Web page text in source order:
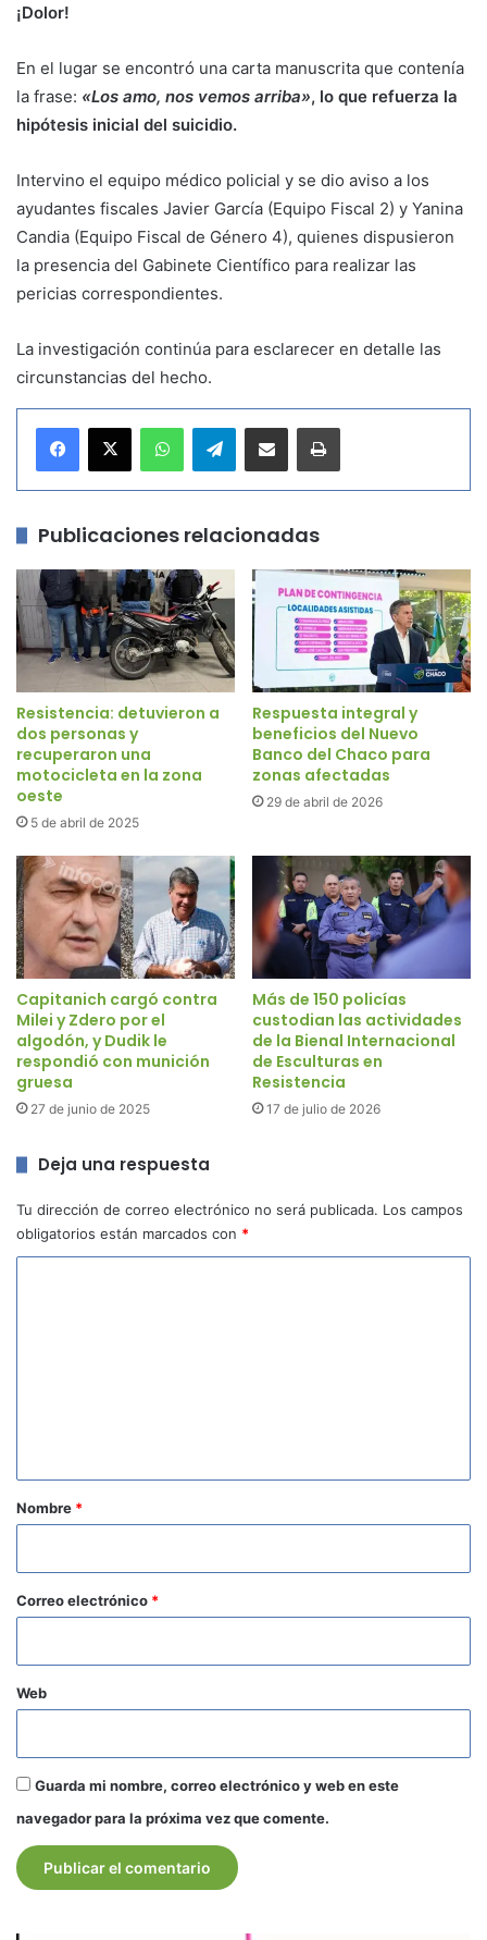
¡Dolor!
En el lugar se encontró una carta manuscrita que contenía
la frase: «Los amo, nos vemos arriba», lo que refuerza la
hipótesis inicial del suicidio.
Intervino el equipo médico policial y se dio aviso a los
ayudantes fiscales Javier García (Equipo Fiscal 2) y Yanina
Candia (Equipo Fiscal de Género 4), quienes dispusieron
la presencia del Gabinete Científico para realizar las
pericias correspondientes.
La investigación continúa para esclarecer en detalle las
circunstancias del hecho.
Telegram
Publicaciones relacionadas
Resistencia: detuvieron a
dos personas y
recuperaron una
motocicleta en la zona
oeste
5 de abril de 2025
Respuesta integral y
beneficios del Nuevo
Banco del Chaco para
zonas afectadas
29 de abril de 2026
Capitanich cargó contra
Milei y Zdero por el
algodón, y Dudik le
respondió con munición
gruesa
27 de junio de 2025
Más de 150 policías
custodian las actividades
de la Bienal Internacional
de Esculturas en
Resistencia
17 de julio de 2026
Deja una respuesta
Tu dirección de correo electrónico no será publicada. Los campos
obligatorios están marcados con *
r
o
*
Nombre *
Correo electrónico *
Web
Guarda mi nombre, correo electrónico y web en este
navegador para la próxima vez que comente.